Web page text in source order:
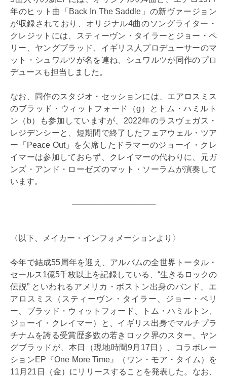
年のヒット曲「Back In The Saddle」の新ヴァージョン
が収録されており、オリジナル4曲のソングライター・
クレジットには、スティーヴン・タイラーとジョー・ペ
リー、ヤングブラッド、イギリス人プロデューサーのマ
ット・シュワルツが名を連ね、シュワルツが同作のプロ
デュースも担当しました。
なお、同作のスタジオ・セッションには、エアロスミス
のブラッド・ウィットフォード（g）とトム・ハミルト
ン（b）も参加していますが、2022年のラスヴェガス・
レジデンシーと、短期間で終了したフェアウェル・ツア
ー「Peace Out」を欠席したドラマーのジョーイ・クレ
イマーは参加しておらず、クレイマーの代わりに、元ガ
ンズ・アンド・ローゼズのマット・ソーラムが演奏して
います。
───────────────
〈以下、メイカー・インフォメーションより〉
今年で結成55周年を迎え、アルバムの全世界トータル・
セールス1億5千枚以上を記録している、“生きるロックの
伝説” といわれるアメリカ・ボストン出身のバンド、エ
アロスミス（スティーヴン・タイラー、ジョー・ペリ
ー、ブラッド・ウィットフォード、トム・ハミルトン、
ジョーイ・クレイマー）と、イギリス出身でマルチプラ
チナムを誇る受賞歴多数の若きロック界のスター、ヤン
グブラッドが、本日（現地時間9月17日）、コラボレー
ションEP『One More Time』（ワン・モア・タイム）を
11月21日（金）にリリースすることを発表した。なお、